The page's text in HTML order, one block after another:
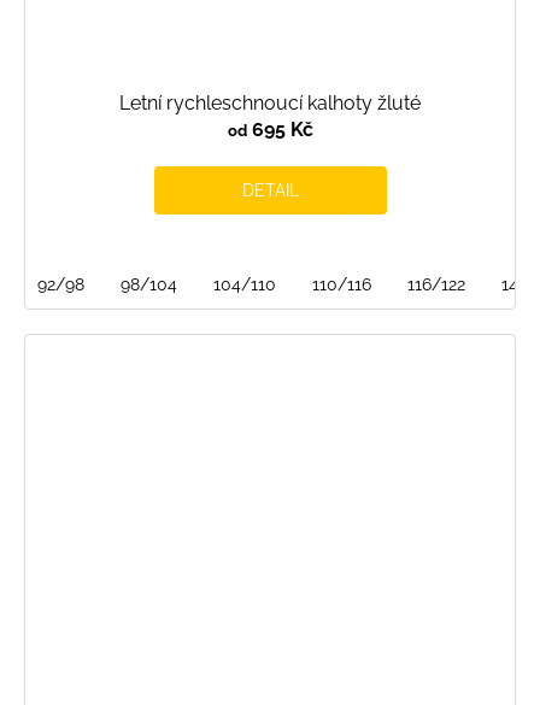
Letní rychleschnoucí kalhoty žluté
od695 Kč
DETAIL
92/98 98/104 104/110 110/116 116/122 146/